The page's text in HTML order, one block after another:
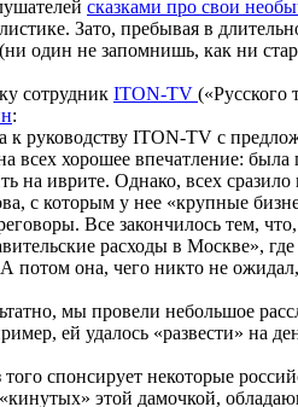
сказками про свои
Зато, пребывая в
один не запомнишь, как ни
сотрудник ITON-TV («Русского
:
к руководству ITON-TV с
всех хорошее впечатление:
на иврите. Однако, всех сразило
с которым у нее «крупные
Все закончилось тем,
расходы в Москве»,
она, чего никто не ожидал,
мы провели небольшое
ей удалось «развести» на
спонсирует некоторые
этой дамочкой,